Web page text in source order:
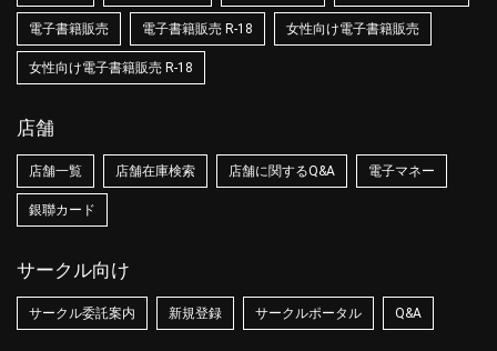
電子書籍販売 電子書籍販売 R-18 女性向け電子書籍販売
女性向け電子書籍販売 R-18
店舗
店舗一覧 店舗在庫検索 店舗に関するQ&A 電子マネー
銀聯カード
サークル向け
サークル委託案内 新規登録 サークルポータル Q&A